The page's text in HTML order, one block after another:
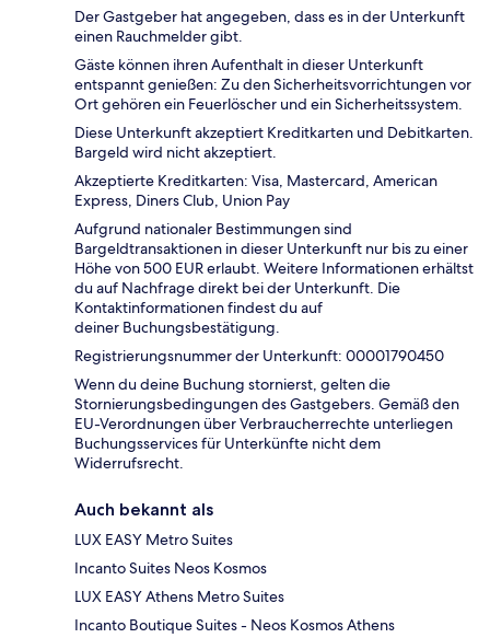
Der Gastgeber hat angegeben, dass es in der Unterkunft
einen Rauchmelder gibt.
Gäste können ihren Aufenthalt in dieser Unterkunft
entspannt genießen: Zu den Sicherheitsvorrichtungen vor
Ort gehören ein Feuerlöscher und ein Sicherheitssystem.
Diese Unterkunft akzeptiert Kreditkarten und Debitkarten.
Bargeld wird nicht akzeptiert.
Akzeptierte Kreditkarten: Visa, Mastercard, American
Express, Diners Club, Union Pay
Aufgrund nationaler Bestimmungen sind
Bargeldtransaktionen in dieser Unterkunft nur bis zu einer
Höhe von 500 EUR erlaubt. Weitere Informationen erhältst
du auf Nachfrage direkt bei der Unterkunft. Die
Kontaktinformationen findest du auf
deiner Buchungsbestätigung.
Registrierungsnummer der Unterkunft: 00001790450
Wenn du deine Buchung stornierst, gelten die
Stornierungsbedingungen des Gastgebers. Gemäß den
EU-Verordnungen über Verbraucherrechte unterliegen
Buchungsservices für Unterkünfte nicht dem
Widerrufsrecht.
Auch bekannt als
LUX EASY Metro Suites
Incanto Suites Neos Kosmos
LUX EASY Athens Metro Suites
Incanto Boutique Suites - Neos Kosmos Athens